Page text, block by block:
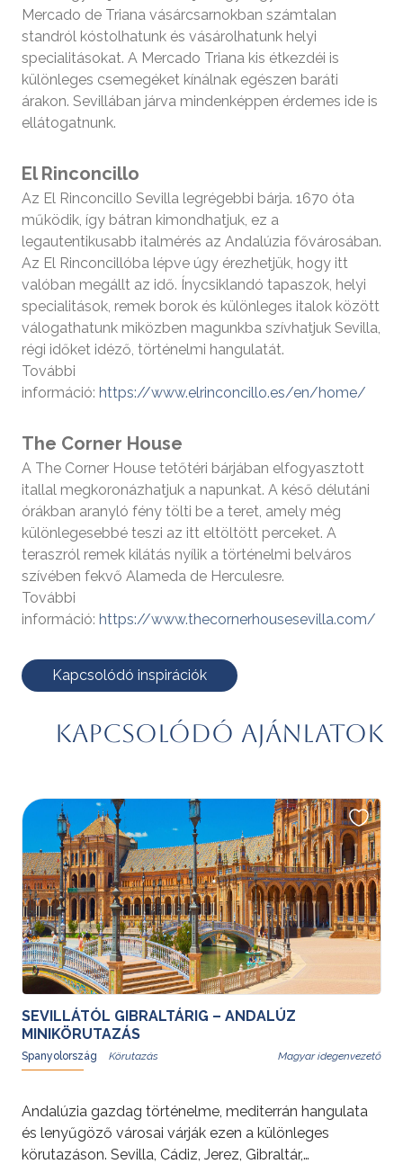
Mercado de Triana vásárcsarnokban számtalan
standról kóstolhatunk és vásárolhatunk helyi
specialitásokat. A Mercado Triana kis étkezdéi is
különleges csemegéket kínálnak egészen baráti
árakon. Sevillában járva mindenképpen érdemes ide is
ellátogatnunk.
El Rinconcillo
Az El Rinconcillo Sevilla legrégebbi bárja. 1670 óta
működik, így bátran kimondhatjuk, ez a
legautentikusabb italmérés az Andalúzia fővárosában.
Az El Rinconcillóba lépve úgy érezhetjük, hogy itt
valóban megállt az idő. Ínycsiklandó tapaszok, helyi
specialitások, remek borok és különleges italok között
válogathatunk miközben magunkba szívhatjuk Sevilla,
régi időket idéző, történelmi hangulatát.
További
információ: https://www.elrinconcillo.es/en/home/
The Corner House
A The Corner House tetőtéri bárjában elfogyasztott
itallal megkoronázhatjuk a napunkat. A késő délutáni
órákban aranyló fény tölti be a teret, amely még
különlegesebbé teszi az itt eltöltött perceket. A
teraszról remek kilátás nyílik a történelmi belváros
szívében fekvő Alameda de Herculesre.
További
információ: https://www.thecornerhousesevilla.com/
Kapcsolódó inspirációk
Kapcsolódó ajánlatok
SEVILLÁTÓL GIBRALTÁRIG – ANDALÚZ
MINIKÖRUTAZÁS
Spanyolország Magyar idegenvezető
Andalúzia gazdag történelme, mediterrán hangulata
és lenyűgöző városai várják ezen a különleges
körutazáson. Sevilla, Cádiz, Jerez, Gibraltár,